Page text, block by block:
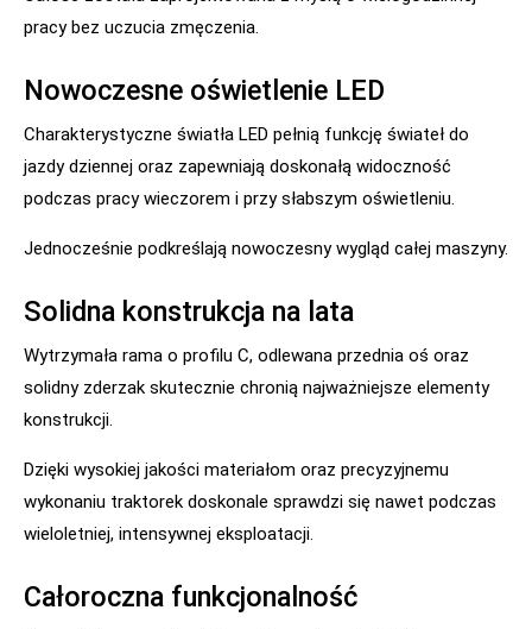
pracy bez uczucia zmęczenia.
Nowoczesne oświetlenie LED
Charakterystyczne światła LED pełnią funkcję świateł do
jazdy dziennej oraz zapewniają doskonałą widoczność
podczas pracy wieczorem i przy słabszym oświetleniu.
Jednocześnie podkreślają nowoczesny wygląd całej maszyny.
Solidna konstrukcja na lata
Wytrzymała rama o profilu C, odlewana przednia oś oraz
solidny zderzak skutecznie chronią najważniejsze elementy
konstrukcji.
Dzięki wysokiej jakości materiałom oraz precyzyjnemu
wykonaniu traktorek doskonale sprawdzi się nawet podczas
wieloletniej, intensywnej eksploatacji.
Całoroczna funkcjonalność